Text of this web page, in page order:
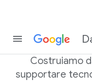
Costruiamo
supportare